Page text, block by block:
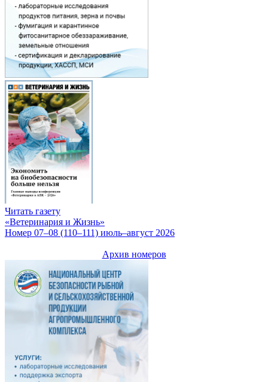
Читать газету
«Ветеринария и Жизнь»
Номер 07–08 (110–111) июль–август 2026
Архив номеров